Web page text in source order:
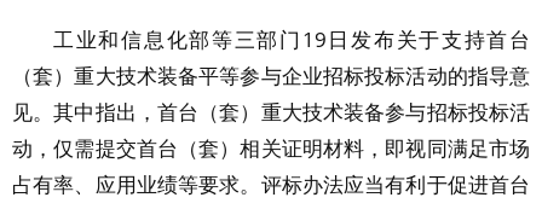
工业和信息化部等三部门19日发布关于支持首台
（套）重大技术装备平等参与企业招标投标活动的指导意
见。其中指出，首台（套）重大技术装备参与招标投标活
动，仅需提交首台（套）相关证明材料，即视同满足市场
占有率、应用业绩等要求。评标办法应当有利于促进首台